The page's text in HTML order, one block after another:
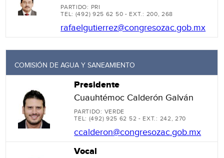
PARTIDO: PRI
TEL: (492) 925 62 50 - EXT.: 200, 268
rafaelgutierrez@congresozac.gob.mx
COMISIÓN DE AGUA Y SANEAMIENTO
Presidente
Cuauhtémoc Calderón Galván
PARTIDO: VERDE
TEL: (492) 925 62 52 - EXT.: 242, 270
ccalderon@congresozac.gob.mx
Vocal